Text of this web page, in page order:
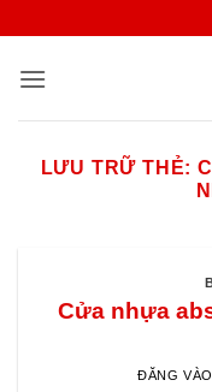
nội
LƯU TRỮ THẺ:
Cửa nhựa
ĐĂNG VÀO